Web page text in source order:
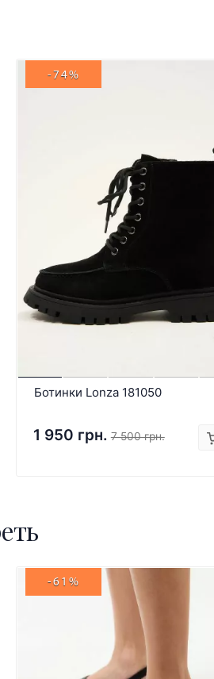
-74%
Ботинки Lonza 181050
1 950 грн. 7 500 грн.
-61%